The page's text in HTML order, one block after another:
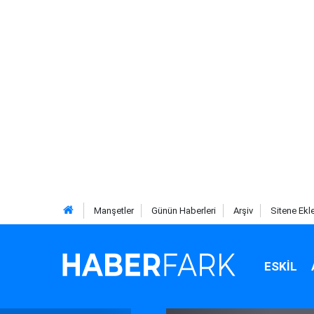
Manşetler Günün Haberleri Arşiv Sitene
ESKIL